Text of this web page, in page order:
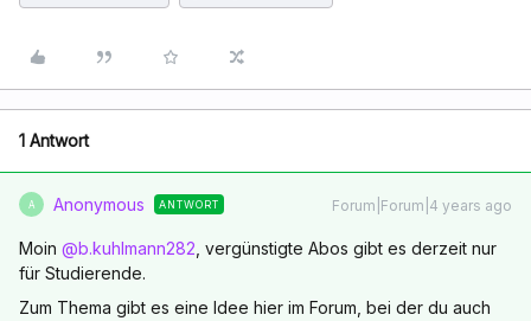
1 Antwort
A Anonymous ANTWORT Forum|Forum|4 years ago
Moin @b.kuhlmann282 , vergünstigte Abos gibt es derzeit nur
für Studierende.
Zum Thema gibt es eine Idee hier im Forum, bei der du auch